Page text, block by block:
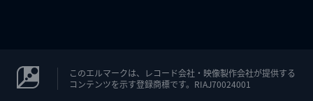
このエルマークは、レコード会社・映像製作会社が提供する
コンテンツを示す登録商標です。RIAJ70024001